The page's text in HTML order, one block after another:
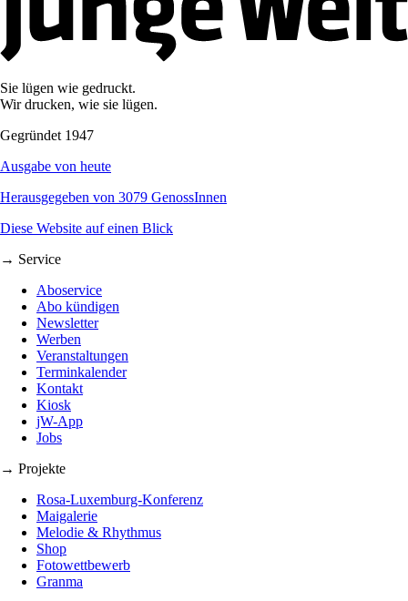
Sie lügen wie gedruckt.
Wir drucken, wie sie lügen.
Gegründet 1947
Ausgabe von heute
Herausgegeben von 3079 GenossInnen
Diese Website auf einen Blick
→ Service
Aboservice
Abo kündigen
Newsletter
Werben
Veranstaltungen
Terminkalender
Kontakt
Kiosk
jW-App
Jobs
→ Projekte
Rosa-Luxemburg-Konferenz
Maigalerie
Melodie & Rhythmus
Shop
Fotowettbewerb
Granma